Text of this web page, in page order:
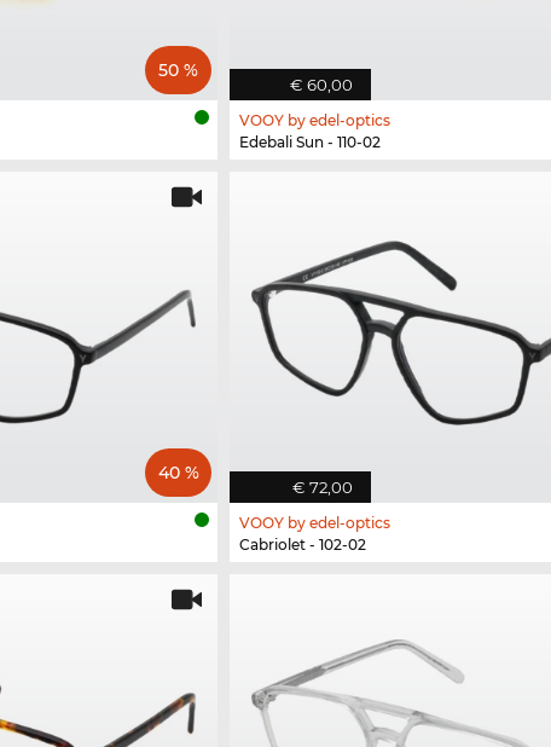
50 %
€ 60,00
VOOY by edel-optics
Edebali Sun - 110-02
40 %
€ 72,00
VOOY by edel-optics
Cabriolet - 102-02